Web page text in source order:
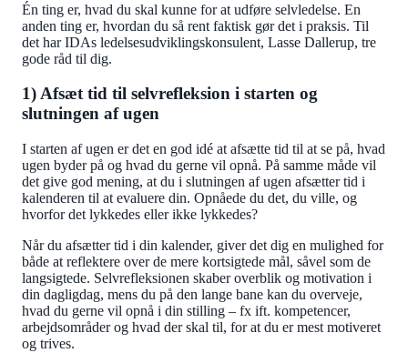
Én ting er, hvad du skal kunne for at udføre selvledelse. En
anden ting er, hvordan du så rent faktisk gør det i praksis. Til
det har IDAs ledelsesudviklingskonsulent, Lasse Dallerup, tre
gode råd til dig.
1) Afsæt tid til selvrefleksion i starten og
slutningen af ugen
I starten af ugen er det en god idé at afsætte tid til at se på, hvad
ugen byder på og hvad du gerne vil opnå. På samme måde vil
det give god mening, at du i slutningen af ugen afsætter tid i
kalenderen til at evaluere din. Opnåede du det, du ville, og
hvorfor det lykkedes eller ikke lykkedes?
Når du afsætter tid i din kalender, giver det dig en mulighed for
både at reflektere over de mere kortsigtede mål, såvel som de
langsigtede. Selvrefleksionen skaber overblik og motivation i
din dagligdag, mens du på den lange bane kan du overveje,
hvad du gerne vil opnå i din stilling – fx ift. kompetencer,
arbejdsområder og hvad der skal til, for at du er mest motiveret
og trives.